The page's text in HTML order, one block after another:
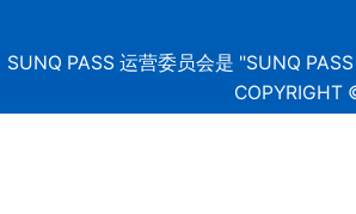
SUNQ PASS 运营委员会是 "SUNQ
COPYRIGHT